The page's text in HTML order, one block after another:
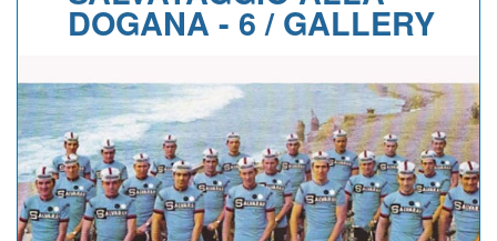
ALBI D'ORO
NEWSLETTER
DOGANA - 6 / GALLERY